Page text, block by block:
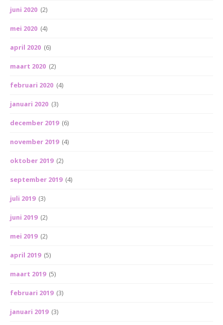
juni 2020 (2)
mei 2020 (4)
april 2020 (6)
maart 2020 (2)
februari 2020 (4)
januari 2020 (3)
december 2019 (6)
november 2019 (4)
oktober 2019 (2)
september 2019 (4)
juli 2019 (3)
juni 2019 (2)
mei 2019 (2)
april 2019 (5)
maart 2019 (5)
februari 2019 (3)
januari 2019 (3)